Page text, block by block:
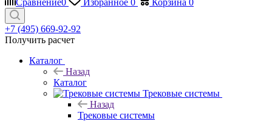
Сравнение0 Избранное 0 Корзина 0
+7 (495) 669-92-92
Получить расчет
Каталог
Назад
Каталог
Трековые системы
Назад
Трековые системы